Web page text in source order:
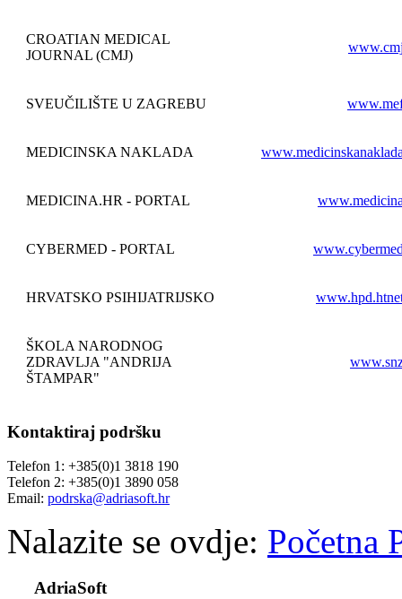
CROATIAN MEDICAL
JOURNAL (CMJ)
SVEUČILIŠTE U ZAGREBU
MEDICINSKA NAKLADA
MEDICINA.HR - PORTAL
CYBERMED - PORTAL
HRVATSKO PSIHIJATRIJSKO
ŠKOLA NARODNOG
ZDRAVLJA "ANDRIJA
ŠTAMPAR"
Kontaktiraj podršku
Telefon 1: +385(0)1 3818 190
Telefon 2: +385(0)1 3890 058
Email: podrska@adriasoft.hr
Nalazite se ovdje: Početna
AdriaSoft